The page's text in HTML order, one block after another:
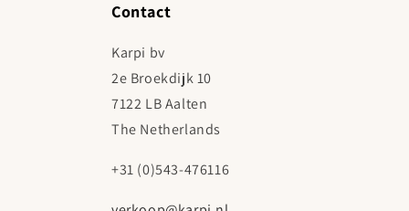
Contact
Karpi bv
2e Broekdijk 10
7122 LB Aalten
The Netherlands
+31 (0)543-476116